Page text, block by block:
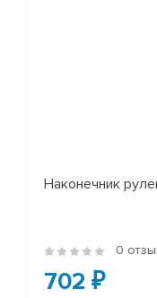
Наконечник
0
702 ₽